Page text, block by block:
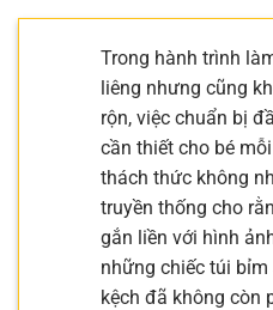
Trong hành trình
liêng nhưng cũng
rộn, việc chuẩn bị
cần thiết cho bé
thách thức không
truyền thống cho
gắn liền với hình
những chiếc túi
kệch đã không còn